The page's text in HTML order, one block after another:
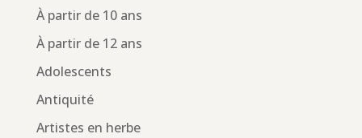
À partir de 10 ans
À partir de 12 ans
Adolescents
Antiquité
Artistes en herbe